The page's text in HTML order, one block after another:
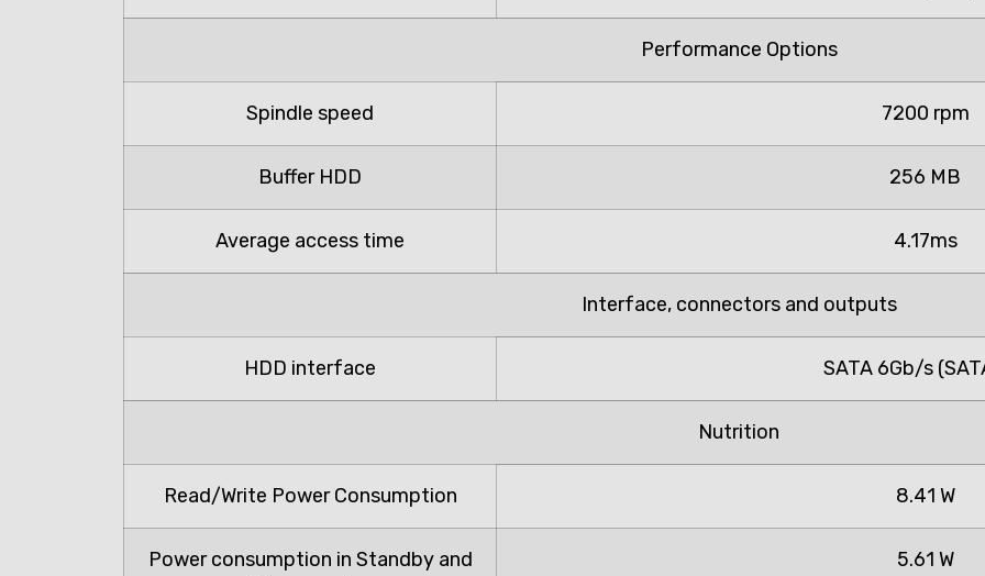
Performance Options
Spindle speed 7200 rpm
Buffer HDD 256 MB
Average access time 4.17ms
Interface, connectors and outputs
HDD interface SATA 6Gb/s
Nutrition
Read/Write Power Consumption 8.41 W
Power consumption in Standby and
5.61 W